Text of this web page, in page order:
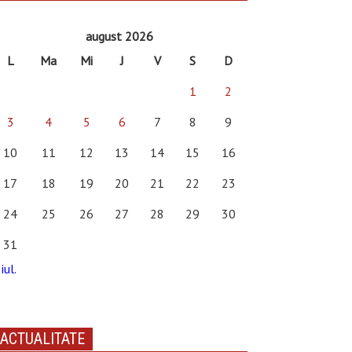
august 2026
L
Ma Mi J V S
D
1
2
3
4 5 6 7 8
9
10
11 12 13 14 15
16
17
18 19 20 21 22
23
24
25 26 27 28 29
30
31
ACTUALITATE